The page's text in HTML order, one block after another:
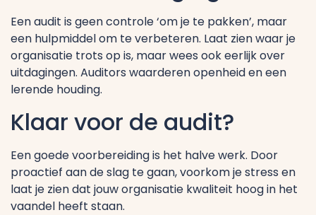
Een audit is geen controle ‘om je te pakken’, maar
een hulpmiddel om te verbeteren. Laat zien waar je
organisatie trots op is, maar wees ook eerlijk over
uitdagingen. Auditors waarderen openheid en een
lerende houding.
Klaar voor de audit?
Een goede voorbereiding is het halve werk. Door
proactief aan de slag te gaan, voorkom je stress en
laat je zien dat jouw organisatie kwaliteit hoog in het
vaandel heeft staan.